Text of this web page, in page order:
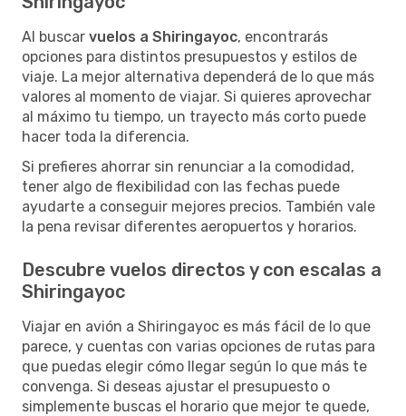
Al buscar vuelos a Shiringayoc, encontrarás
opciones para distintos presupuestos y estilos de
viaje. La mejor alternativa dependerá de lo que más
valores al momento de viajar. Si quieres aprovechar
al máximo tu tiempo, un trayecto más corto puede
hacer toda la diferencia.
Si prefieres ahorrar sin renunciar a la comodidad,
tener algo de flexibilidad con las fechas puede
ayudarte a conseguir mejores precios. También vale
la pena revisar diferentes aeropuertos y horarios.
Descubre vuelos directos y con escalas a
Shiringayoc
Viajar en avión a Shiringayoc es más fácil de lo que
parece, y cuentas con varias opciones de rutas para
que puedas elegir cómo llegar según lo que más te
convenga. Si deseas ajustar el presupuesto o
simplemente buscas el horario que mejor te quede,